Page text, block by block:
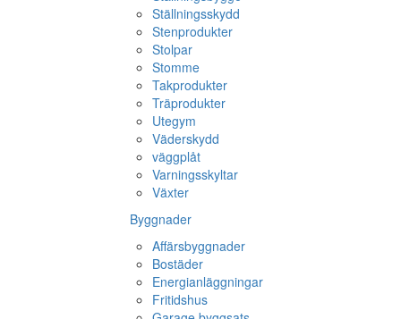
Ställningsskydd
Stenprodukter
Stolpar
Stomme
Takprodukter
Träprodukter
Utegym
Väderskydd
väggplåt
Varningsskyltar
Växter
Byggnader
Affärsbyggnader
Bostäder
Energianläggningar
Fritidshus